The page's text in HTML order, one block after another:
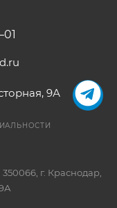
9А
г. Краснодар,